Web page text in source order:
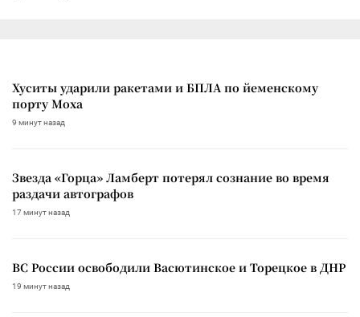
Хуситы ударили ракетами и БПЛА по йеменскому
порту Моха
9 минут назад
Звезда «Горца» Ламберт потерял сознание во время
раздачи автографов
17 минут назад
ВС России освободили Васютинское и Торецкое в ДНР
19 минут назад